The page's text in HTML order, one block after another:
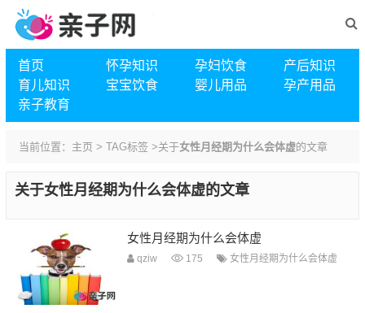
首页 怀孕知识 孕妇饮食
产后知识
育儿知识
宝宝饮食 婴儿用品
孕产用品
亲子教育
当前位置： 主页 > TAG标签 >关于女性月经期为什么会体虚的文章
关于女性月经期为什么会体虚的文章
女性月经期为什么会体虚
qziw 175 女性月经期为什么会体虚